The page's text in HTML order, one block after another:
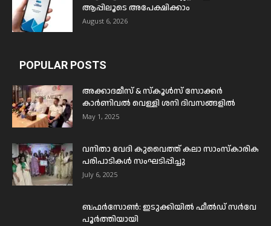
ആപ്പിലൂടെ അപേക്ഷിക്കാം
August 6, 2026
POPULAR POSTS
അക്കാദമീസ് & സ്കൂൾസ് സോക്കർ
കാർണിവൽ വെള്ളി ശനി ദിവസങ്ങളിൽ
May 1, 2025
വനിതാ വേദി കുവൈത്ത് കലാ സാംസ്കാരിക
പരിപാടികൾ സംഘടിപ്പിച്ചു
July 6, 2025
ബഫര്‍സോണ്‍: ഇടുക്കിയില്‍ ഫീല്‍ഡ് സര്‍വേ
പൂര്‍ത്തിയായി